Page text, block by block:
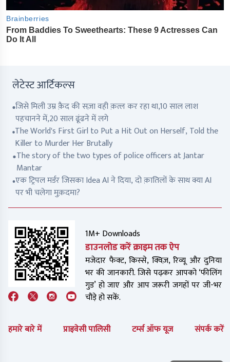
लेटेस्ट आर्टिकल्स
जिसे मिली उम्र क़ैद की सज़ा वही क़त्ल कर रहा था,10 साल लाश
पहचानने में,20 साल ढूंढने में लगे
The World's First Girl to Put a Hit Out on Herself, Told the
Killer to Murder Her Brutally
The story of the two types of police officers at Jantar
Mantar
एक ट्रिपल मर्डर जिसका Idea AI ने दिया, दो क़ातिलों के साथ क्या AI
पर भी चलेगा मुक़दमा?
1M+ Downloads
डाउनलोड करें क्राइम तक ऐप
मजेदार फैक्ट, किस्से, क्विज़, रिव्यू और दुनिया
भर की जानकारी. जिसे पढ़कर आपको ‘फीलिंग
गुड’ हो जाए और आप जरूरी जगहों पर जी-भर
चौड़े हो सकें.
हमारे बारे में प्राइवेसी पालिसी टर्म्स ऑफ यूज संपर्क करें